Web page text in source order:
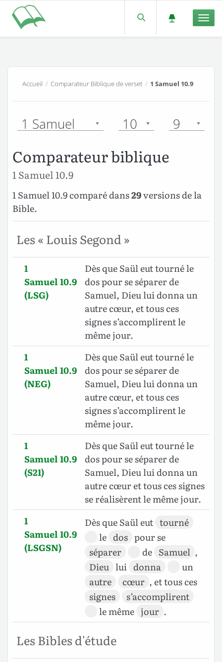
Accueil / Comparateur Biblique de verset/ 1 Samuel 10.9
1 Samuel 10 9
Comparateur biblique
1 Samuel 10.9
1 Samuel 10.9 comparé dans29versions de la
Bible.
Les « Louis Segond »
1
Samuel 10.9
(LSG)
Dès que Saül eut tourné le
dos pour se séparer de
Samuel, Dieu lui donna un
autre cœur, et tous ces
signes s’accomplirent le
même jour.
1
Samuel 10.9
(NEG)
Dès que Saül eut tourné le
dos pour se séparer de
Samuel, Dieu lui donna un
autre cœur, et tous ces
signes s’accomplirent le
même jour.
1
Samuel 10.9
(S21)
Dès que Saül eut tourné le
dos pour se séparer de
Samuel, Dieu lui donna un
autre cœur et tous ces signes
se réalisèrent le même jour.
1
Samuel 10.9
(LSGSN)
Dès que Saül eut tourné
le dos pour se
séparer
de Samuel ,
Dieu lui donna
un
autre
cœur , et tous ces
signes
s’accomplirent
le même jour .
Les Bibles d'étude